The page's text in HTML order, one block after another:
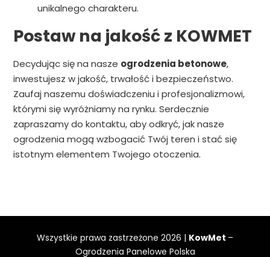
unikalnego charakteru.
Postaw na jakość z KOWMET
Decydując się na nasze ogrodzenia betonowe,
inwestujesz w jakość, trwałość i bezpieczeństwo.
Zaufaj naszemu doświadczeniu i profesjonalizmowi,
którymi się wyróżniamy na rynku. Serdecznie
zapraszamy do kontaktu, aby odkryć, jak nasze
ogrodzenia mogą wzbogacić Twój teren i stać się
istotnym elementem Twojego otoczenia.
Wszystkie prawa zastrzeżone 2026 | KowMet –
Ogrodzenia Panelowe Polska